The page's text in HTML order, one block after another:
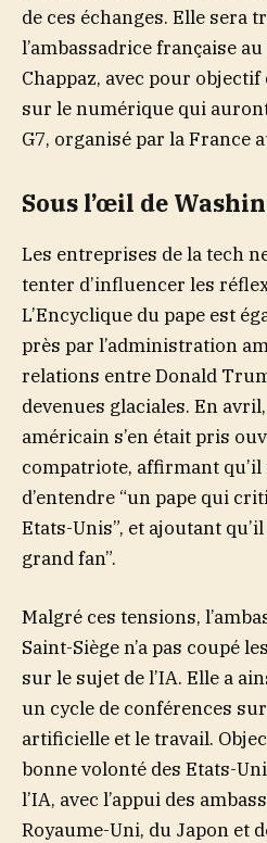
de ces échanges. Elle sera
l’ambassadrice française
Chappaz, avec pour
sur le numérique qui
G7, organisé par la France
Sous l’œil de
Les entreprises de la tech
tenter d’influencer les
L’Encyclique du pape est
près par l’administration
relations entre Donald
devenues glaciales. En
américain s’en était pris
compatriote, affirmant qu’il
d’entendre “un pape qui
Etats-Unis”, et ajoutant qu’il
grand fan”.
Malgré ces tensions,
Saint-Siège n’a pas coupé
sur le sujet de l’IA. Elle a
un cycle de conférences
artificielle et le travail.
bonne volonté des Etats-
l’IA, avec l’appui des
Royaume-Uni, du Japon et